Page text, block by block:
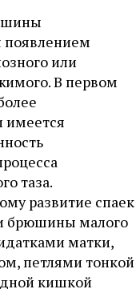
появлением
или
В первом
имеется
таза.
развитие спаек
брюшины малого
матки,
петлями тонкой
кишкой